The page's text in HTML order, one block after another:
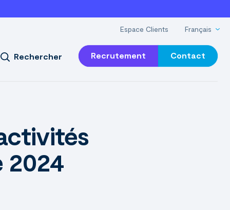
Espace Clients Français
Rechercher Recrutement Contact
2024